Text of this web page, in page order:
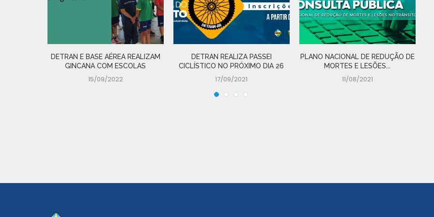
DETRAN E BASE AÉREA REALIZAM
GINCANA COM ESCOLAS
15/09/2022
DETRAN REALIZA PASSEI
CICLÍSTICO NO PRÓXIMO DIA 26
17/09/2021
PLANO NACIONAL DE REDUÇÃO DE
MORTES E LESÕES...
11/08/2021